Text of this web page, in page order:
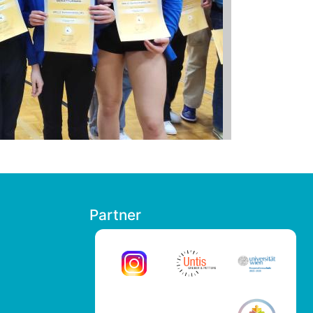
Partner